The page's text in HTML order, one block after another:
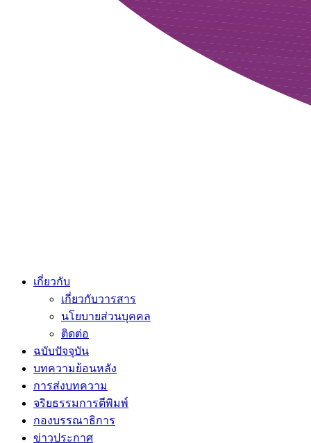
เกี่ยวกับ
เกี่ยวกับวารสาร
นโยบายส่วนบุคคล
ติดต่อ
ฉบับปัจจุบัน
บทความย้อนหลัง
การส่งบทความ
จริยธรรมการตีพิมพ์
กองบรรณาธิการ
ข่าวประกาศ